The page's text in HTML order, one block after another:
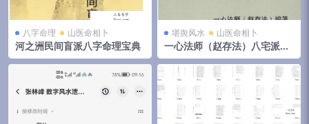
八字命理 山医命相卜
河之洲民间盲派八字命理宝典
堪舆风水 山医命相卜
一心法师（赵存法）八宅派风
水案例讲解